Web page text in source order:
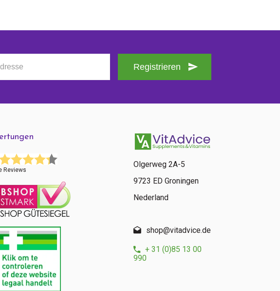
Registrieren
Reviews
Olgerweg 2A-5
9723 ED Groningen
Nederland
shop@vitadvice.de
+ 31 (0)85 13 00
990